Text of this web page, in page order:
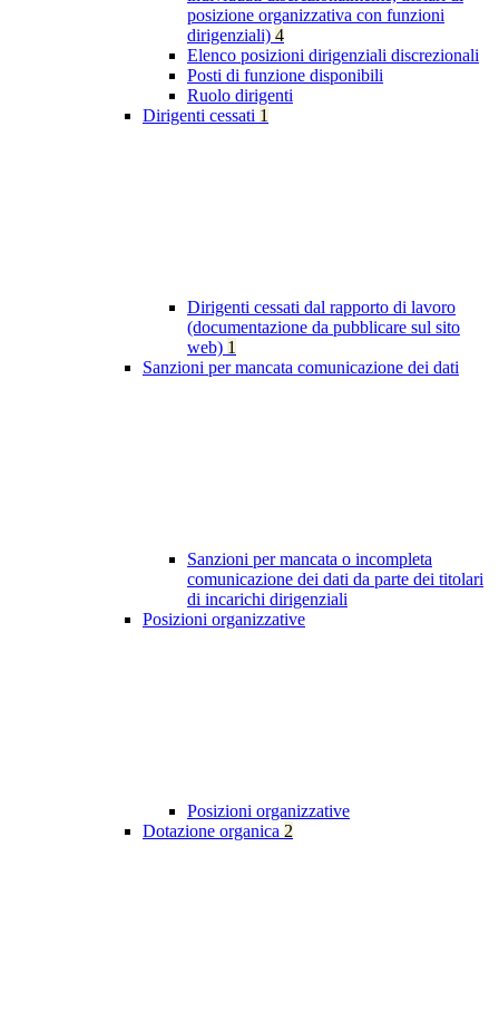
posizione organizzativa con funzioni
dirigenziali) 4
Elenco posizioni dirigenziali discrezionali
Posti di funzione disponibili
Ruolo dirigenti
Dirigenti cessati 1
Dirigenti cessati dal rapporto di lavoro
(documentazione da pubblicare sul sito
web) 1
Sanzioni per mancata comunicazione dei dati
Sanzioni per mancata o incompleta
comunicazione dei dati da parte dei titolari
di incarichi dirigenziali
Posizioni organizzative
Posizioni organizzative
Dotazione organica 2